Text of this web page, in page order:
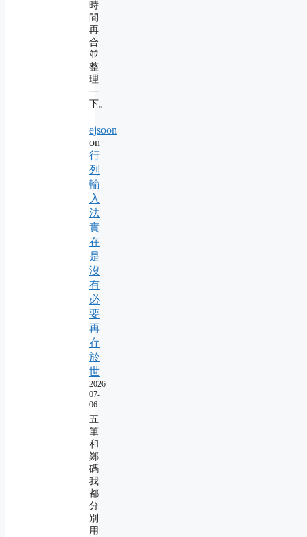
時
間
再
合
並
整
理
一
下。
ejsoon
on
行
列
輸
入
法
實
在
是
沒
有
必
要
再
存
於
世
2026-
07-
06
五
筆
和
鄭
碼
我
都
分
別
用